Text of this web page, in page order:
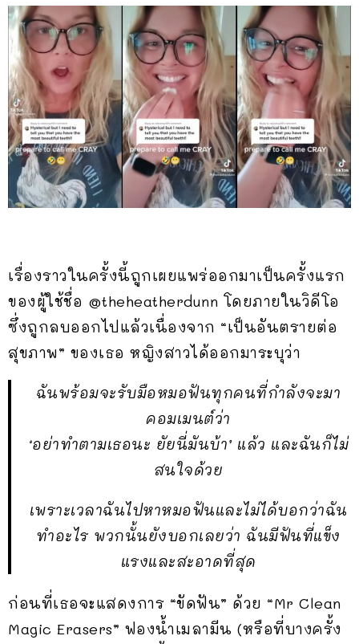
เรื่องราวในครั้งนี้ถูกเผยแพร่ออกมาเป็นครั้งแรก
ของผู้ใช้ชื่อ @theheatherdunn โดยภายในวิดีโอ
ซึ่งถูกลบออกไปแล้วเนื่องจาก “เป็นอันตรายต่อ
สุขภาพ” ของเธอ หญิงสาวได้ออกมาระบุว่า
ฉันพร้อมจะรับมือหมอฟันทุกคนที่กำลังจะมา
คอมเมนต์ว่า
‘อย่าทำตามเธอนะ ยัยนี่มันบ้า’ แล้ว และฉันก็ไม่
สนใจด้วย
เพราะเวลาฉันไปหาหมอฟันและไม่ได้บอกว่าฉัน
ทำอะไร พวกนั้นยังบอกเลยว่า ฉันมีฟันที่แข็ง
แรงและสะอาดที่สุด
ก่อนที่เธอจะแสดงการ “ขัดฟัน” ด้วย “Mr Clean
Magic Erasers” ฟองน้ำเมลามีน (หรือที่บางครั้ง